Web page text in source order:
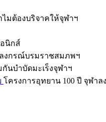
ไมต้องบริจาคให้จุฬาฯ
นิกส์
งกรณ์บรมราชสมภพฯ
นบำบัดมะเร็งจุฬาฯ
โครงการอุทยาน 100 ปี จุฬา